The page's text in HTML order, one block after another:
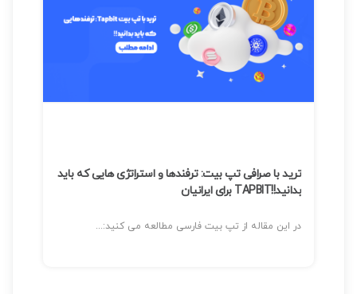
ترید با صرافی تپ بیت: ترفندها و استراتژی هایی که باید
بدانید!!TAPBIT برای ایرانیان
در این مقاله از تپ بیت فارسی مطالعه می کنید:...